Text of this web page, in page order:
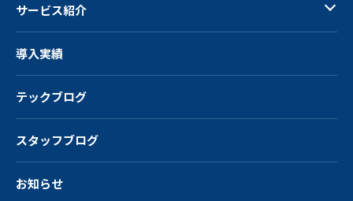
サービス紹介
導入実績
テックブログ
スタッフブログ
お知らせ